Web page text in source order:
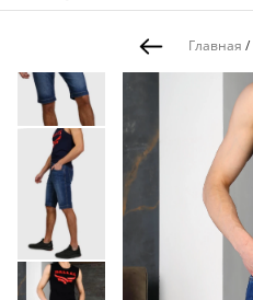
Главная /